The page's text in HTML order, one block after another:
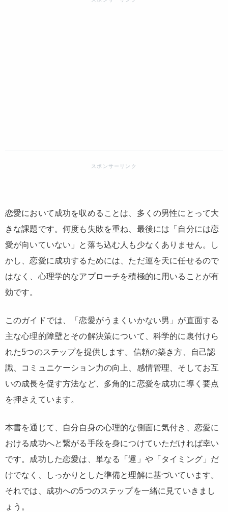
恋愛において成功を収めることは、多くの男性にとって大
きな課題です。何度も失敗を重ね、最後には「自分には恋
愛が向いていない」と落ち込む人も少なくありません。し
かし、恋愛に成功するためには、ただ運を天に任せるので
はなく、心理学的なアプローチを積極的に用いることが有
効です。
このガイドでは、「恋愛がうまくいかない男」が直面する
主な心理的障壁とその解決策について、科学的に裏付けら
れた5つのステップを提供します。信頼の築き方、自己認
識、コミュニケーション力の向上、感情管理、そしてお互
いの成長を促す方法など、多角的に恋愛を成功に導く要点
を押さえています。
本書を通じて、自分自身の心理的な側面に気付き、恋愛に
おける成功へと繋がる手段を身につけていただければ幸い
です。成功した恋愛は、単なる「運」や「タイミング」だ
けでなく、しっかりとした準備と理解に基づいています。
それでは、成功への5つのステップを一緒に見ていきまし
ょう。